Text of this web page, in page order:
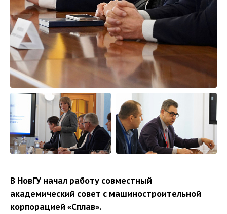
В НовГУ начал работу совместный
академический совет с машиностроительной
корпорацией «Сплав».